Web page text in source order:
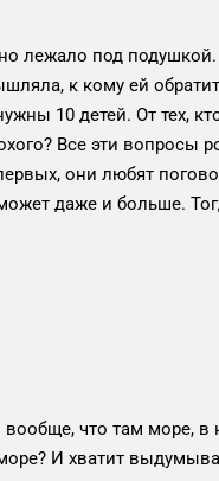
лежало под
к кому ей
10 детей. От тех,
Все эти вопросы
они любят
даже и больше.
что там море, в
И хватит